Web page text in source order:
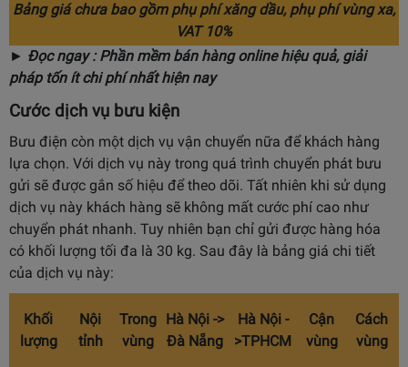
Bảng giá chưa bao gồm phụ phí xăng dầu, phụ phí vùng xa,
VAT 10%
► Đọc ngay :Phần mềm bán hàng online hiệu quả, giải
pháp tốn ít chi phí nhất hiện nay
Cước dịch vụ bưu kiện
Bưu điện còn một dịch vụ vận chuyển nữa để khách hàng
lựa chọn. Với dịch vụ này trong quá trình chuyển phát bưu
gửi sẽ được gắn số hiệu để theo dõi. Tất nhiên khi sử dụng
dịch vụ này khách hàng sẽ không mất cước phí cao như
chuyển phát nhanh. Tuy nhiên bạn chỉ gửi được hàng hóa
có khối lượng tối đa là 30 kg. Sau đây là bảng giá chi tiết
của dịch vụ này:
Khối
lượng
Nội
tỉnh
Trong
vùng
Hà Nội ->
Đà Nẵng
Hà Nội -
>TPHCM
Cận
vùng
Cách
vùng